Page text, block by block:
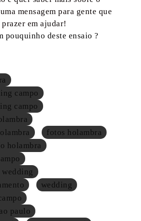
mensagem para gente que
em ajudar!
pouquinho deste ensaio ?
campo
campo
fotos holambra
holambra
wedding
wedding
paulo